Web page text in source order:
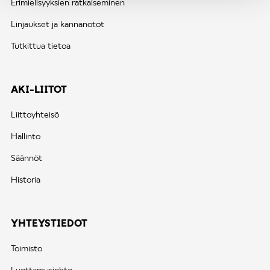
Erimielisyyksien ratkaiseminen
Linjaukset ja kannanotot
Tutkittua tietoa
AKI-LIITOT
Liittoyhteisö
Hallinto
Säännöt
Historia
YHTEYSTIEDOT
Toimisto